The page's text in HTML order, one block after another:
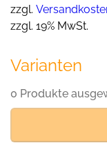
zzgl.
zzgl. 19% MwSt.
Varianten
0 Produkte